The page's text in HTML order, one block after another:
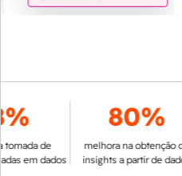
de
em dados
80%
melhora na obtenção de
insights a partir de dados